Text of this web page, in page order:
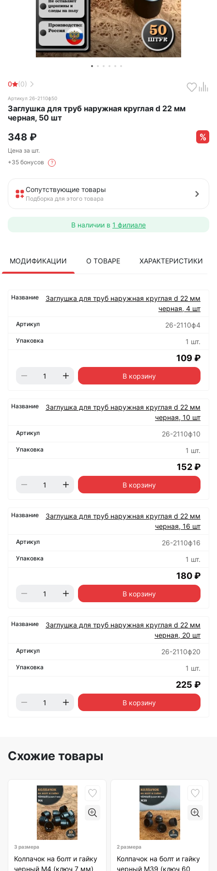
0 (0)
Артикул 26-2110ф50
Заглушка для труб наружная круглая d 22 мм
черная, 50 шт
348 ₽
Цена за шт.
+35 бонусов
?
Сопутствующие товары
Подборка для этого товара
В наличии в 1 филиале
МОДИФИКАЦИИ О ТОВАРЕ ХАРАКТЕРИСТИКИ
Заглушка для труб наружная круглая d 22 мм
черная, 4 шт
26-2110ф4
1 шт.
109 ₽
В корзину
Заглушка для труб наружная круглая d 22 мм
черная, 10 шт
26-2110ф10
1 шт.
152 ₽
В корзину
Заглушка для труб наружная круглая d 22 мм
черная, 16 шт
26-2110ф16
1 шт.
180 ₽
В корзину
Заглушка для труб наружная круглая d 22 мм
черная, 20 шт
26-2110ф20
1 шт.
225 ₽
В корзину
Схожие товары
3 размера
Колпачок на болт и гайку
черный M4 (ключ 7 мм)
2 размера
Колпачок на болт и гайку
черный M39 (ключ 60